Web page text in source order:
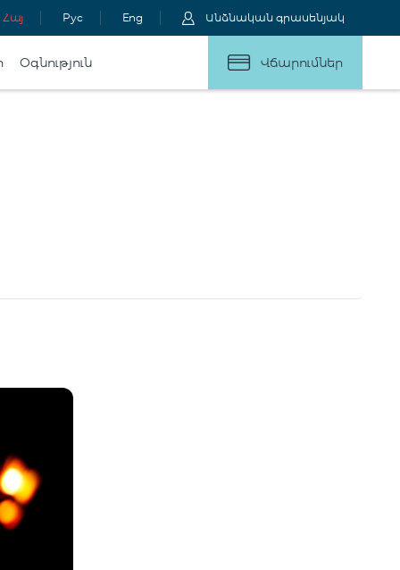
Հայ Рус Eng Անձնական գրասենյակ
Օգնություն Վճարումներ